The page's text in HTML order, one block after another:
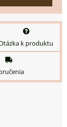
k produktu